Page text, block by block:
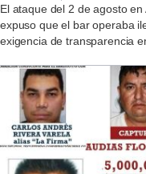
El ataque del 2 de agosto
expuso que el bar operaba
exigencia de transparencia